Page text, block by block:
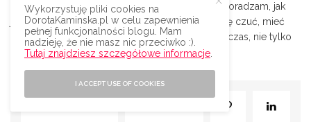
odchudzanie… posiłków ;). Od ładnych paru lat doradzam, jak
jeść smacznie i zdrowo (da się!), żeby dobrze się czuć, mieć
mnóstwo uśmiechu i energii oraz miło spędzać czas, nie tylko
w kuchni.|Więcej o mnie
Wykorzystuję pliki cookies na
DorotaKaminska.pl w celu zapewnienia
pełnej funkcjonalności blogu. Mam
nadzieję, że nie masz nic przeciwko :).
Tutaj znajdziesz szczegółowe informacje
I ACCEPT USE OF COOKIES